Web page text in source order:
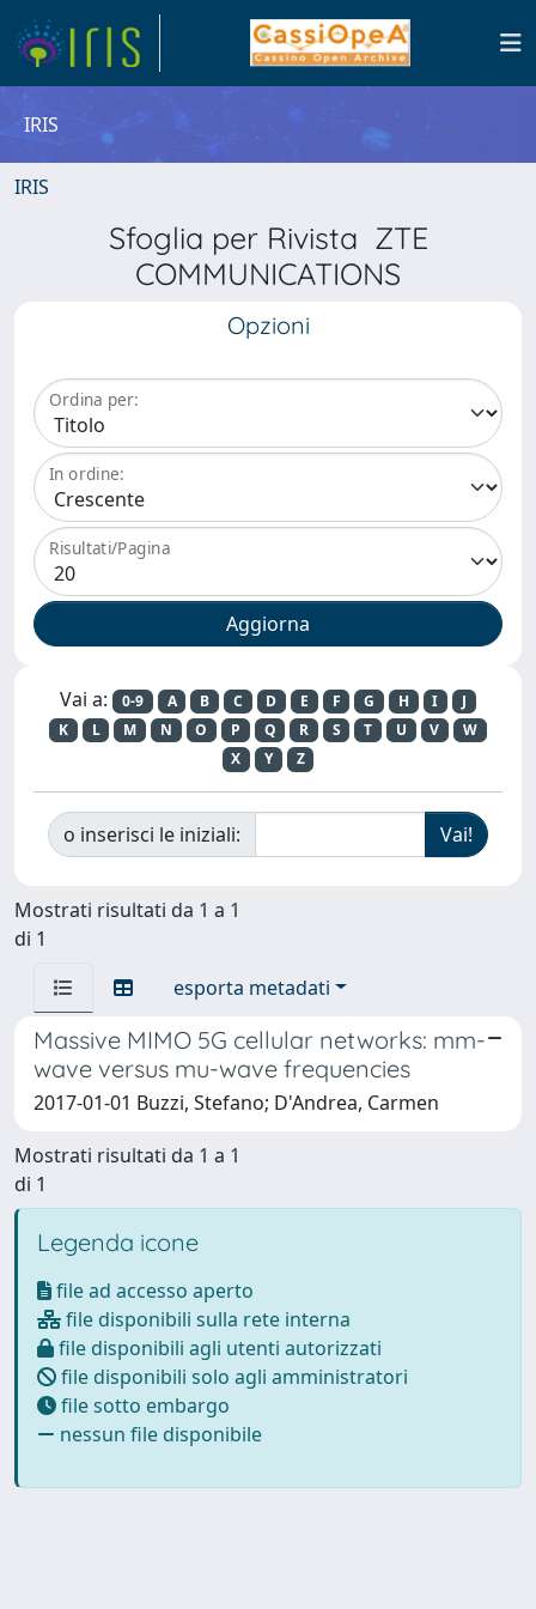
IRIS
IRIS
Sfoglia per Rivista ZTE
COMMUNICATIONS
Opzioni
Ordina per:
In ordine:
Risultati/Pagina
Vai a: 0-9 A B C D E F G H I
J
K
L M N O P Q R S T U V
W
X
Y Z
o inserisci le iniziali:
Mostrati risultati da 1 a 1
di 1
esporta metadati
Massive MIMO 5G cellular networks: mm-
wave versus mu-wave frequencies
2017-01-01 Buzzi, Stefano; D'Andrea, Carmen
Mostrati risultati da 1 a 1
di 1
Legenda icone
file ad accesso aperto
file disponibili sulla rete interna
file disponibili agli utenti autorizzati
file disponibili solo agli amministratori
file sotto embargo
nessun file disponibile